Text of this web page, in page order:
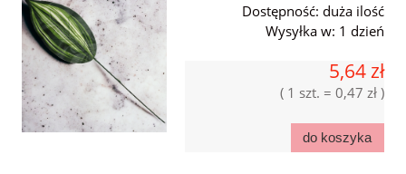
Dostępność: duża ilość
Wysyłka w: 1 dzień
5,64 zł
( 1 szt. = 0,47 zł )
do koszyka